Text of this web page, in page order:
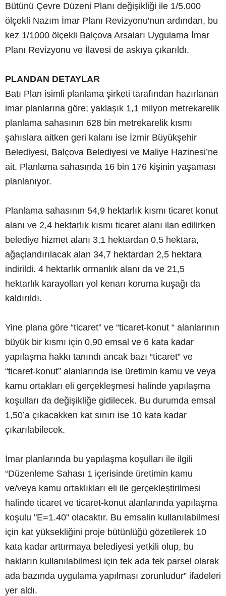
Bütünü Çevre Düzeni Planı değişikliği ile 1/5.000
ölçekli Nazım İmar Planı Revizyonu'nun ardından, bu
kez 1/1000 ölçekli Balçova Arsaları Uygulama İmar
Planı Revizyonu ve İlavesi de askıya çıkarıldı.
PLANDAN DETAYLAR
Batı Plan isimli planlama şirketi tarafından hazırlanan
imar planlarına göre; yaklaşık 1,1 milyon metrekarelik
planlama sahasının 628 bin metrekarelik kısmı
şahıslara aitken geri kalanı ise İzmir Büyükşehir
Belediyesi, Balçova Belediyesi ve Maliye Hazinesi’ne
ait. Planlama sahasında 16 bin 176 kişinin yaşaması
planlanıyor.
Planlama sahasının 54,9 hektarlık kısmı ticaret konut
alanı ve 2,4 hektarlık kısmı ticaret alanı ilan edilirken
belediye hizmet alanı 3,1 hektardan 0,5 hektara,
ağaçlandırılacak alan 34,7 hektardan 2,5 hektara
indirildi. 4 hektarlık ormanlık alanı da ve 21,5
hektarlık karayolları yol kenarı koruma kuşağı da
kaldırıldı.
Yine plana göre “ticaret” ve “ticaret-konut “ alanlarının
büyük bir kısmı için 0,90 emsal ve 6 kata kadar
yapılaşma hakkı tanındı ancak bazı “ticaret” ve
“ticaret-konut” alanlarında ise üretimin kamu ve veya
kamu ortakları eli gerçekleşmesi halinde yapılaşma
koşulları da değişikliğe gidilecek. Bu durumda emsal
1,50’a çıkacakken kat sınırı ise 10 kata kadar
çıkarılabilecek.
İmar planlarında bu yapılaşma koşulları ile ilgili
“Düzenleme Sahası 1 içerisinde üretimin kamu
ve/veya kamu ortaklıkları eli ile gerçekleştirilmesi
halinde ticaret ve ticaret-konut alanlarında yapılaşma
koşulu "E=1.40" olacaktır. Bu emsalin kullanılabilmesi
için kat yüksekliğini proje bütünlüğü gözetilerek 10
kata kadar arttırmaya belediyesi yetkili olup, bu
hakların kullanılabilmesi için tek ada tek parsel olarak
ada bazında uygulama yapılması zorunludur” ifadeleri
yer aldı.